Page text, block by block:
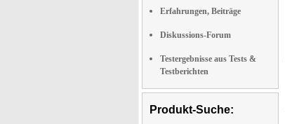
Erfahrungen, Beiträge
Diskussions-Forum
Testergebnisse aus Tests &
Testberichten
Produkt-Suche: